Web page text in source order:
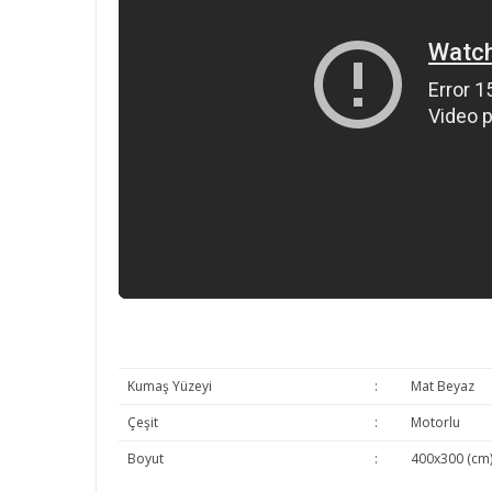
Kumaş Yüzeyi :
Mat Beyaz
Çeşit
:
Motorlu
Boyut
: 400x300 (cm)